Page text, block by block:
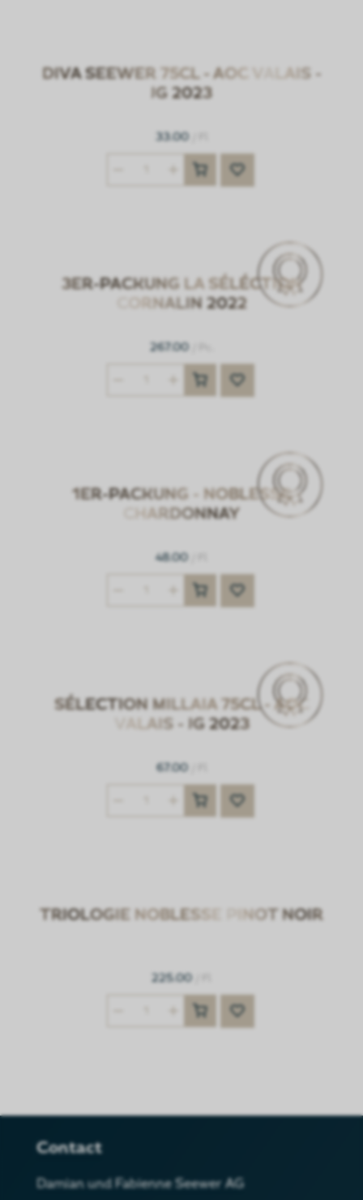
DIVA SEEWER 75CL - AOC VALAIS -
JG 2023
33.00
3ER-PACKUNG LA SÉLÉCTION
CORNALIN 2022
267.00
1ER-PACKUNG - NOBLESSE
CHARDONNAY
48.00
SÉLECTION MILLAIA 75CL - AOC
VALAIS - JG 2023
67.00
TRIOLOGIE NOBLESSE PINOT NOIR
225.00
Contact
Damian und Fabienne Seewer AG